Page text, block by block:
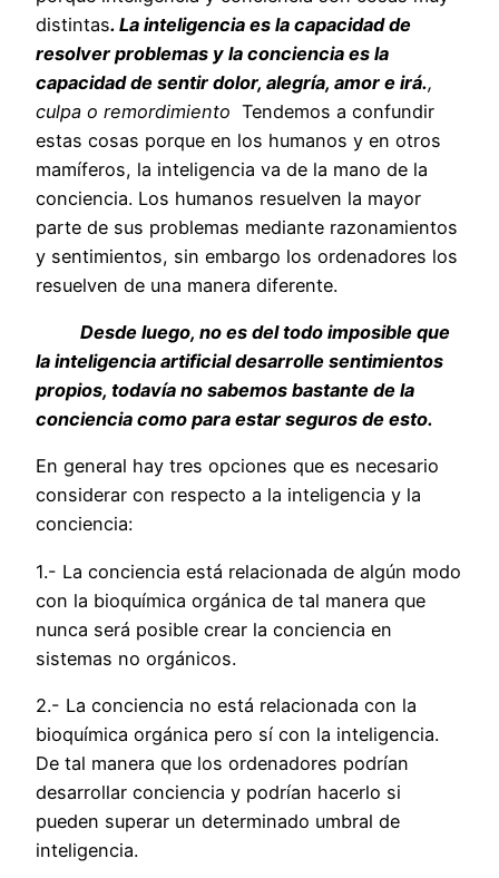
distintas. La inteligencia es la capacidad de
resolver problemas y la conciencia es la
capacidad de sentir dolor, alegría, amor e irá.,
culpa o remordimiento Tendemos a confundir
estas cosas porque en los humanos y en otros
mamíferos, la inteligencia va de la mano de la
conciencia. Los humanos resuelven la mayor
parte de sus problemas mediante razonamientos
y sentimientos, sin embargo los ordenadores los
resuelven de una manera diferente.
Desde luego, no es del todo imposible que
la inteligencia artificial desarrolle sentimientos
propios, todavía no sabemos bastante de la
conciencia como para estar seguros de esto.
En general hay tres opciones que es necesario
considerar con respecto a la inteligencia y la
conciencia:
1.- La conciencia está relacionada de algún modo
con la bioquímica orgánica de tal manera que
nunca será posible crear la conciencia en
sistemas no orgánicos.
2.- La conciencia no está relacionada con la
bioquímica orgánica pero sí con la inteligencia.
De tal manera que los ordenadores podrían
desarrollar conciencia y podrían hacerlo si
pueden superar un determinado umbral de
inteligencia.